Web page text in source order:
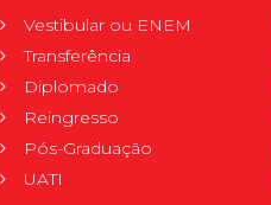
Vestibular ou ENEM
Transferência
Diplomado
Reingresso
Pós-Graduação
UATI